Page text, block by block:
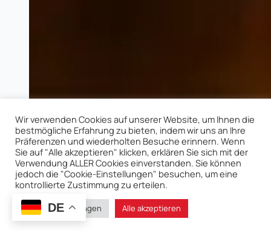
Wir verwenden Cookies auf unserer Website, um Ihnen die
bestmögliche Erfahrung zu bieten, indem wir uns an Ihre
Präferenzen und wiederholten Besuche erinnern. Wenn
Sie auf "Alle akzeptieren" klicken, erklären Sie sich mit der
Verwendung ALLER Cookies einverstanden. Sie können
jedoch die "Cookie-Einstellungen" besuchen, um eine
kontrollierte Zustimmung zu erteilen.
Cookie-Einstellungen Alle akzeptieren
DE